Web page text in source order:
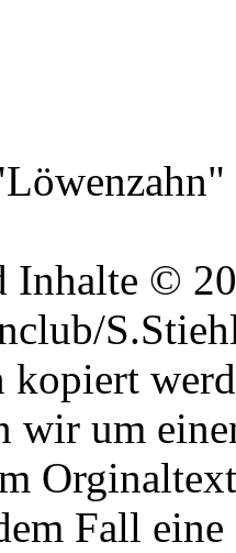
Inhalte ©
kopiert
wir um
Fall